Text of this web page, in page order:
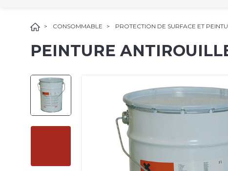
CONSOMMABLE PROTECTION DE SURFACE ET
PEINTURE